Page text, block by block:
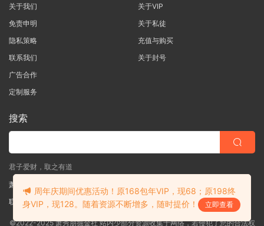
关于我们
免责申明
隐私策略
联系我们
广告合作
定制服务
关于VIP
关于私徒
充值与购买
关于封号
搜索
君子爱财，取之有道
萧秀朋掘金社
联系客服(说明需求，勿问在否)
©2022-2025 萧秀朋掘金社 站内少部分资源收集于网络，若侵犯了您的合法权
周年庆期间优惠活动！原168包年VIP，现68；原198终
身VIP，现128。随着资源不断增多，随时提价！
立即查看